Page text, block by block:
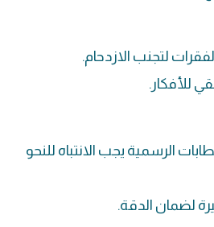
لتجنب الازدحام.
للأفكار.
الرسمية يجب الانتباه للنحو
لضمان الدقة.